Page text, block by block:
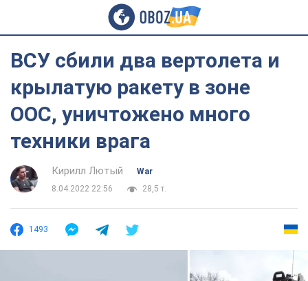
ВСУ сбили два вертолета и
крылатую ракету в зоне
ООС, уничтожено много
техники врага
Кирилл Лютый
War
8.04.2022 22:56
28,5 т.
1493